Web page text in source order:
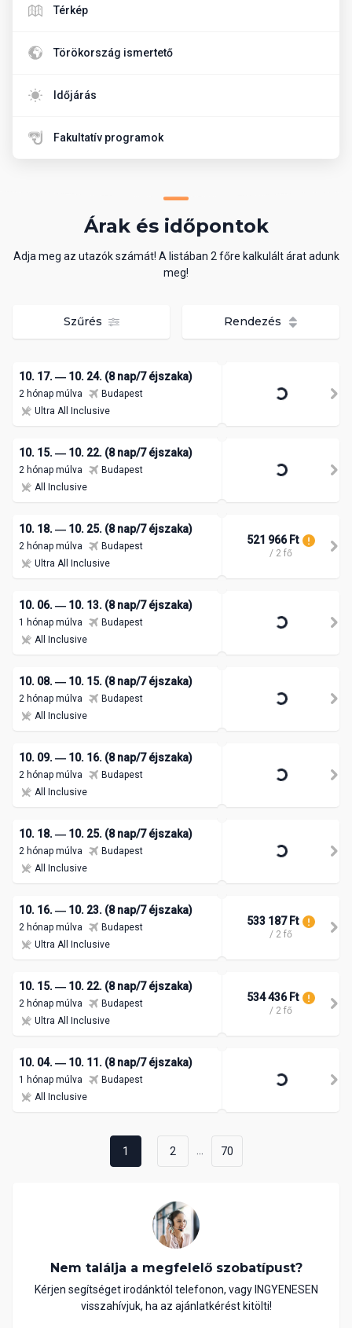
Térkép
Törökország ismertető
Időjárás
Fakultatív programok
Árak és időpontok
Adja meg az utazók számát! A listában 2 főre kalkulált árat adunk
meg!
Szűrés Rendezés
10. 17. ― 10. 24. (8 nap/7 éjszaka)
2 hónap múlva
Budapest
Ultra All Inclusive
10. 15. ― 10. 22. (8 nap/7 éjszaka)
2 hónap múlva
Budapest
All Inclusive
10. 18. ― 10. 25. (8 nap/7 éjszaka)
2 hónap múlva
Budapest
Ultra All Inclusive
521 966 Ft
/ 2 fő
10. 06. ― 10. 13. (8 nap/7 éjszaka)
1 hónap múlva
Budapest
All Inclusive
10. 08. ― 10. 15. (8 nap/7 éjszaka)
2 hónap múlva
Budapest
All Inclusive
10. 09. ― 10. 16. (8 nap/7 éjszaka)
2 hónap múlva
Budapest
All Inclusive
10. 18. ― 10. 25. (8 nap/7 éjszaka)
2 hónap múlva
Budapest
All Inclusive
532 125 Ft
/ 2 fő
10. 16. ― 10. 23. (8 nap/7 éjszaka)
2 hónap múlva
Budapest
Ultra All Inclusive
533 187 Ft
/ 2 fő
10. 15. ― 10. 22. (8 nap/7 éjszaka)
2 hónap múlva
Budapest
Ultra All Inclusive
534 436 Ft
/ 2 fő
10. 04. ― 10. 11. (8 nap/7 éjszaka)
1 hónap múlva
Budapest
All Inclusive
535 500 Ft
/ 2 fő
1 2 ... 70
Nem találja a megfelelő szobatípust?
Kérjen segítséget irodánktól telefonon, vagy INGYENESEN
visszahívjuk, ha az ajánlatkérést kitölti!